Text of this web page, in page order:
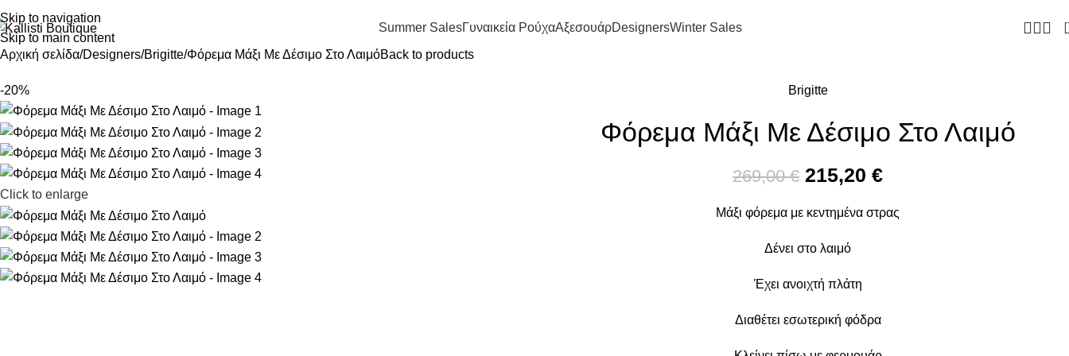
Skip to navigation
Skip to main content
Summer SalesΓυναικεία ΡούχαΑξεσουάρDesignersWinter Sales
Αρχική σελίδα Designers Brigitte Φόρεμα Μάξι Με Δέσιμο Στο ΛαιμόBack to products
-20%
Click to enlarge
Brigitte
Φόρεμα Μάξι Με Δέσιμο Στο Λαιμό
269,00€ 215,20 €
Μάξι φόρεμα με κεντημένα στρας
Δένει στο λαιμό
Έχει ανοιχτή πλάτη
Διαθέτει εσωτερική φόδρα